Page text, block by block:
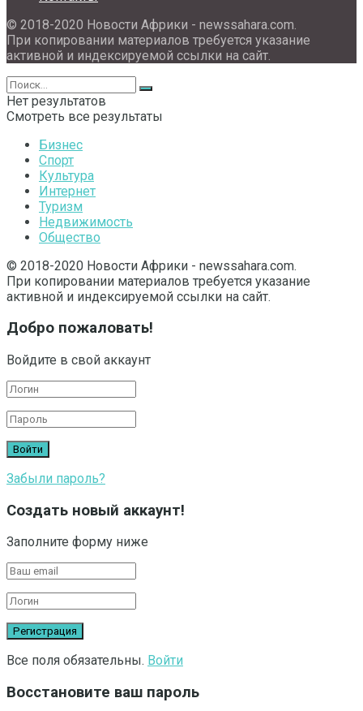
© 2018-2020 Новости Африки - newssahara.com.
При копировании материалов требуется указание
активной и индексируемой ссылки на сайт.
Нет результатов
Смотреть все результаты
Бизнес
Спорт
Культура
Интернет
Туризм
Недвижимость
Общество
© 2018-2020 Новости Африки - newssahara.com.
При копировании материалов требуется указание
активной и индексируемой ссылки на сайт.
Добро пожаловать!
Войдите в свой аккаунт
Забыли пароль?
Создать новый аккаунт!
Заполните форму ниже
Все поля обязательны. Войти
Восстановите ваш пароль